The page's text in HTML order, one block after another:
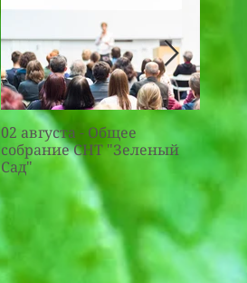
02 августа - Общее
собрание СНТ "Зеленый
Сад"
20
СНТ